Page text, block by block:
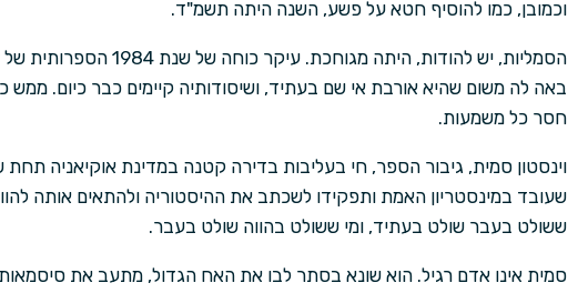
וכמובן, כמו להוסיף חטא על פשע, השנה היתה תשמ"ד.
הסמליות, יש להודות,
באה לה משום שהיא אורבת אי שם בעתיד, ושיסודותיה קיימים כבר כיום.
חסר כל משמעות.
וינסטון סמית, גיבור הספר, חי בעליבות בדירה קטנה במדינת אוקיאניה
שעובד במינסטריון האמת ותפקידו לשכתב את ההיסטוריה ולהתאים אותה
ששולט בעבר שולט בעתיד, ומי ששולט בהווה שולט בעבר.
סמית אינו אדם רגיל. הוא שונא בסתר לבו את האח הגדול, מתעב את סיסמאות